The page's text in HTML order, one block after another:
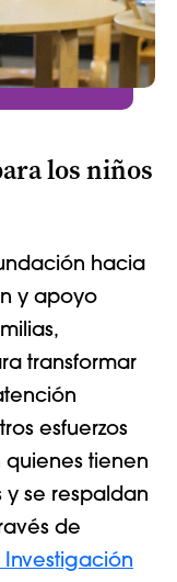
los niños
hacia
y apoyo
transformar
esfuerzos
tienen
y se respaldan
de
Investigación